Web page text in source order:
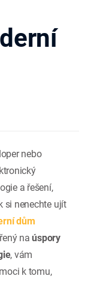
nebo
a řešení,
si nenechte ujít
dům
naúspory
, vám
k tomu,